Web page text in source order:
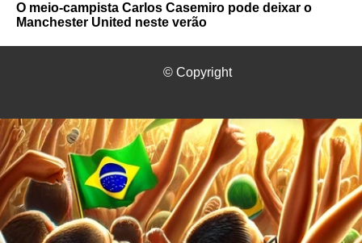
O meio-campista Carlos Casemiro pode deixar o
Manchester United neste verão
© Copyright